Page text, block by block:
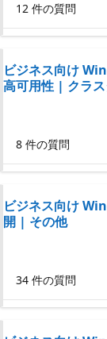
12 件の質問
ビジネス向け
高可用性 | クラ
8 件の質問
ビジネス向け
開 | その他
34 件の質問